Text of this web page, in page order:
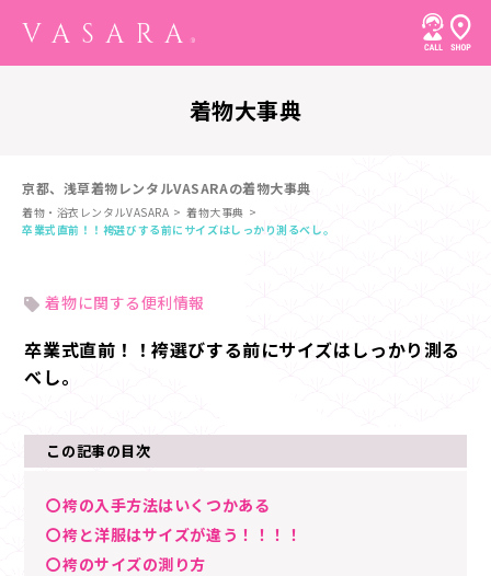
着物大事典
京都、浅草着物レンタルVASARAの着物大事典
着物・浴衣レンタルVASARA
着物大事典
卒業式直前！！袴選びする前にサイズはしっかり測るべし。
着物に関する便利情報
卒業式直前！！袴選びする前にサイズはしっかり測る
べし。
この記事の目次
〇袴の入手方法はいくつかある
〇袴と洋服はサイズが違う！！！！
〇袴のサイズの測り方